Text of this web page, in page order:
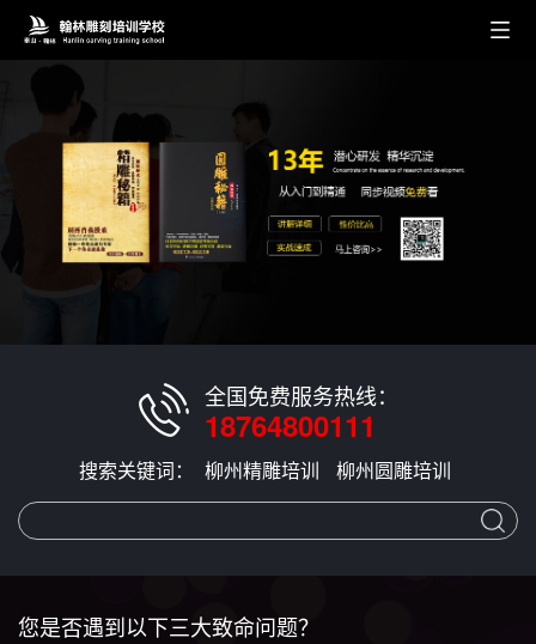
全国免费服务热线：
18764800111
搜索关键词： 柳州精雕培训 柳州圆雕培训
您是否遇到以下三大致命问题？